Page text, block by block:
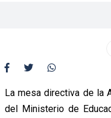
La mesa directiva de la
del Ministerio de